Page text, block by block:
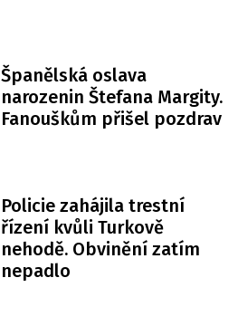
Španělská oslava
narozenin Štefana Margity.
Fanouškům přišel pozdrav
Policie zahájila trestní
řízení kvůli Turkově
nehodě. Obvinění zatím
nepadlo